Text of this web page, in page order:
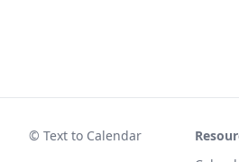
© Text to Calendar